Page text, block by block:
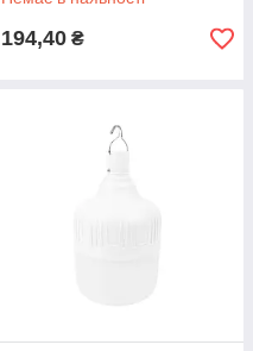
194,40 ₴